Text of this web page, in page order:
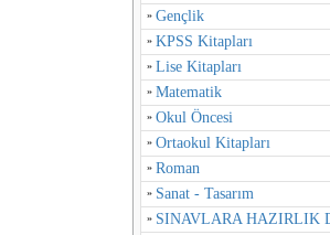
Gençlik
KPSS Kitapları
Lise Kitapları
Matematik
Okul Öncesi
Ortaokul Kitapları
Roman
Sanat - Tasarım
SINAVLARA HAZIRLIK